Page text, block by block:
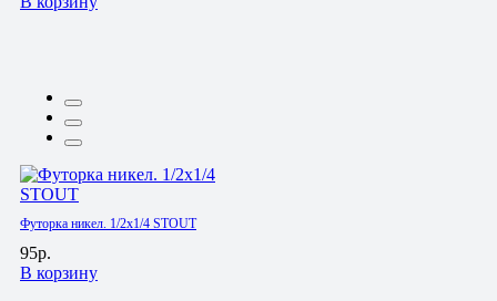
Футорка никел. 1/2х1/4 STOUT
95р.
В корзину